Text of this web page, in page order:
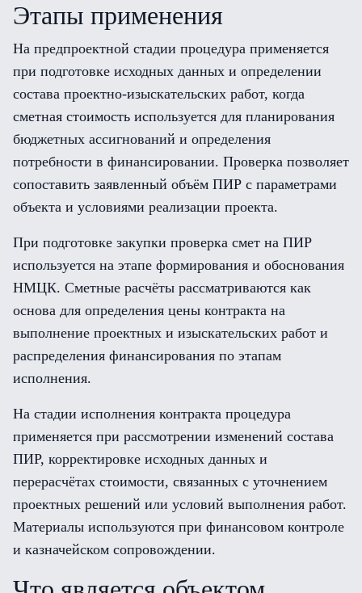
Этапы применения
На предпроектной стадии процедура применяется
при подготовке исходных данных и определении
состава проектно-изыскательских работ, когда
сметная стоимость используется для планирования
бюджетных ассигнований и определения
потребности в финансировании. Проверка позволяет
сопоставить заявленный объём ПИР с параметрами
объекта и условиями реализации проекта.
При подготовке закупки проверка смет на ПИР
используется на этапе формирования и обоснования
НМЦК. Сметные расчёты рассматриваются как
основа для определения цены контракта на
выполнение проектных и изыскательских работ и
распределения финансирования по этапам
исполнения.
На стадии исполнения контракта процедура
применяется при рассмотрении изменений состава
ПИР, корректировке исходных данных и
перерасчётах стоимости, связанных с уточнением
проектных решений или условий выполнения работ.
Материалы используются при финансовом контроле
и казначейском сопровождении.